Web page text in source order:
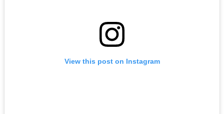
View this post on Instagram